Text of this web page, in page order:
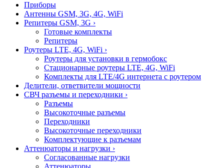
Приборы
Антенны GSM, 3G, 4G, WiFi
Репитеры GSM, 3G ›
Готовые комплекты
Репитеры
Роутеры LTE, 4G, WiFi ›
Роутеры для установки в гермобокс
Стационарные роутеры LTE, 4G, WiFi
Комплекты для LTE/4G интернета с роутером
Делители, ответвители мощности
СВЧ разъемы и переходники ›
Разъемы
Высокоточные разъемы
Переходники
Высокоточные переходники
Комплектующие к разъемам
Аттенюаторы и нагрузки ›
Согласованные нагрузки
Аттенюаторы